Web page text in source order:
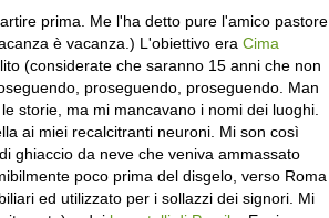
prima. Me l'ha detto pure l'amico pastore
è vacanza.) L'obiettivo era Cima
(considerate che saranno 15 anni che non
proseguendo, proseguendo. Man
storie, ma mi mancavano i nomi dei luoghi.
ai miei recalcitranti neuroni. Mi son così
ghiaccio da neve che veniva ammassato
poco prima del disgelo, verso Roma
ed utilizzato per i sollazzi dei signori. Mi